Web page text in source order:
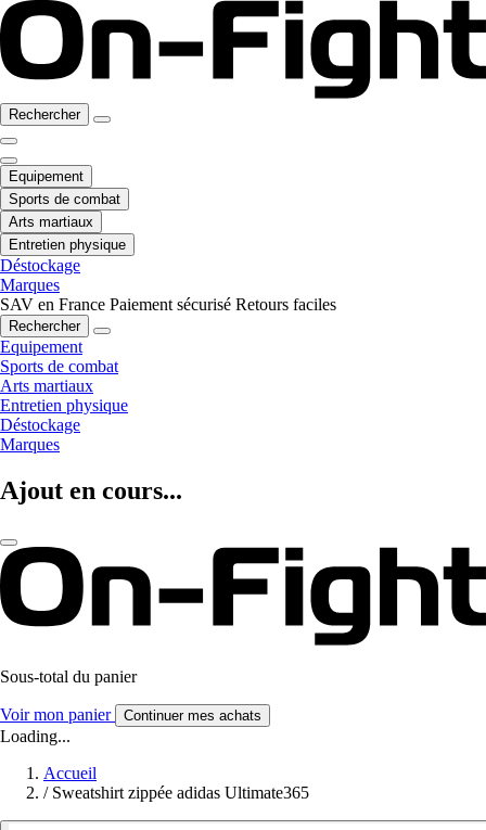
Rechercher
Equipement
Sports de combat
Arts martiaux
Entretien physique
Déstockage
Marques
SAV en France Paiement sécurisé Retours faciles
Rechercher
Equipement
Sports de combat
Arts martiaux
Entretien physique
Déstockage
Marques
Ajout en cours...
Sous-total du panier
Voir mon panier Continuer mes achats
Loading...
Accueil
/ Sweatshirt zippée adidas Ultimate365